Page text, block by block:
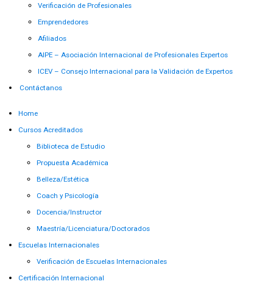
Verificación de Profesionales
Emprendedores
Afiliados
AIPE – Asociación Internacional de Profesionales Expertos
ICEV – Consejo Internacional para la Validación de Expertos
Contáctanos
Home
Cursos Acreditados
Biblioteca de Estudio
Propuesta Académica
Belleza/Estética
Coach y Psicología
Docencia/Instructor
Maestría/Licenciatura/Doctorados
Escuelas Internacionales
Verificación de Escuelas Internacionales
Certificación Internacional